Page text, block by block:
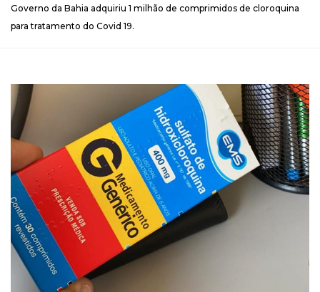
Governo da Bahia adquiriu 1 milhão de comprimidos de cloroquina
para tratamento do Covid 19.